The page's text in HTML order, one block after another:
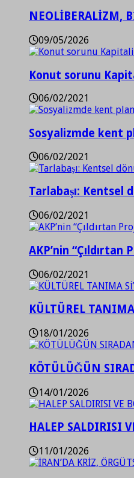
NEOLİBERALİZM,
09/05/2026
Konut sorunu
06/02/2021
Sosyalizmde kent
06/02/2021
Tarlabaşı: Kentsel
06/02/2021
AKP’nin
06/02/2021
KÜLTÜREL
18/01/2026
KÖTÜLÜĞÜN
14/01/2026
HALEP SALDIRISI
11/01/2026